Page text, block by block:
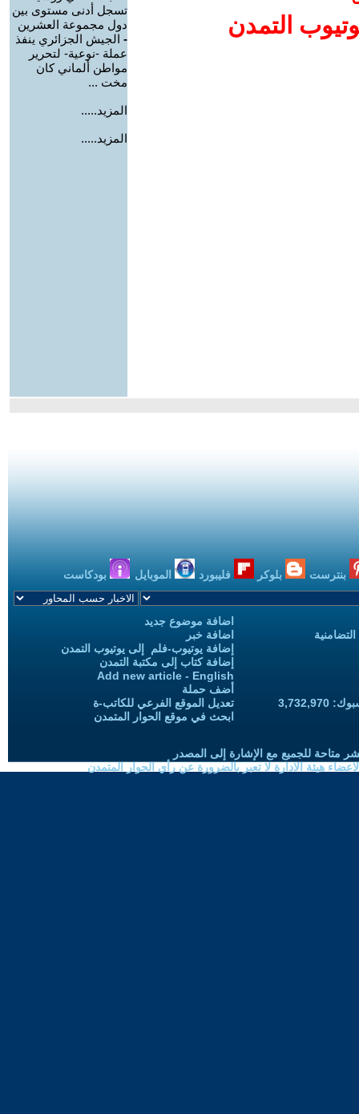
التمدن
تسجل أدنى مستوى بين
دول مجموعة العشرين
- الجيش الجزائري ينفذ
عملة -نوعية- لتحرير
مواطن ألماني كان
مخت ...
المزيد.....
المزيد.....
بنترست بلوكر فليبورد الموبايل بودكاست
اضافة موضوع جديد
اضافة خبر
إضافة يوتيوب-فلم إلى يوتيوب التمدن
إضافة كتاب إلى مكتبة التمدن
Add new article - English
أضف حملة
تعديل الموقع الفرعي للكاتب-ة
ابحث في موقع الحوار المتمدن
متاحة للجميع مع الإشارة إلى المصدر
هيئة الادارة لا تعبر بالضرورة عن رأي الحوار المتمدن